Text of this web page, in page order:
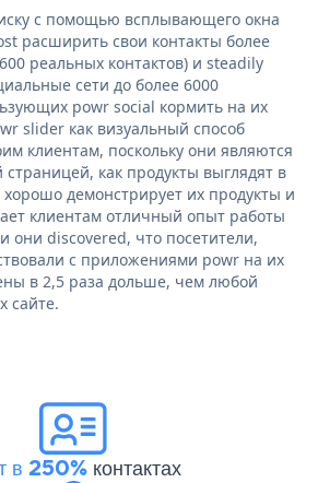
с помощью всплывающего окна
расширить свои контакты более
реальных контактов) и steadily
сети до более 6000
powr social кормить на их
slider как визуальный способ
клиентам, поскольку они являются
как продукты выглядят в
демонстрирует их продукты и
клиентам отличный опыт работы
они discovered, что посетители,
с приложениями powr на их
в 2,5 раза дольше, чем любой
сайте.
в 250%контактах